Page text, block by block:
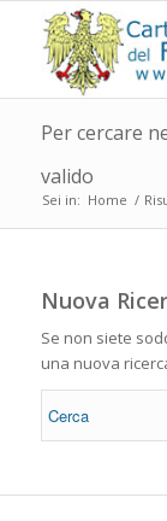
Per cercare
valido
Sei in: Home /
Nuova
Se non siete
una nuova